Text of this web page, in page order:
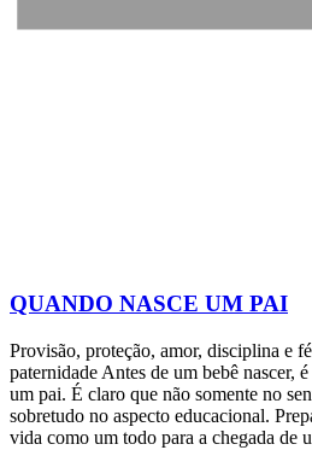
QUANDO NASCE UM PAI
Provisão, proteção, amor, disciplina e
paternidade Antes de um bebê nascer,
um pai. É claro que não somente no
sobretudo no aspecto educacional.
vida como um todo para a chegada